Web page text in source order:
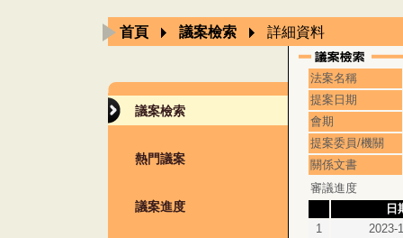
首頁 議案檢索 詳細資料
議案檢索
熱門議案
議案進度
法案名稱
提案日期
會期
提案委員/機關
關係文書
審議進度
日
1
2023-